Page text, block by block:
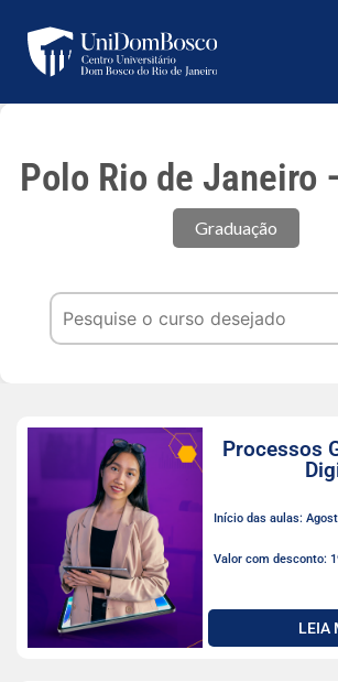
Polo Rio de Janeiro
Graduação
Processos
Início das aulas:
Valor com desconto:
LEIA